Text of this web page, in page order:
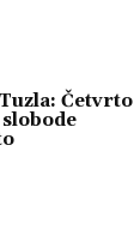
Četvrto